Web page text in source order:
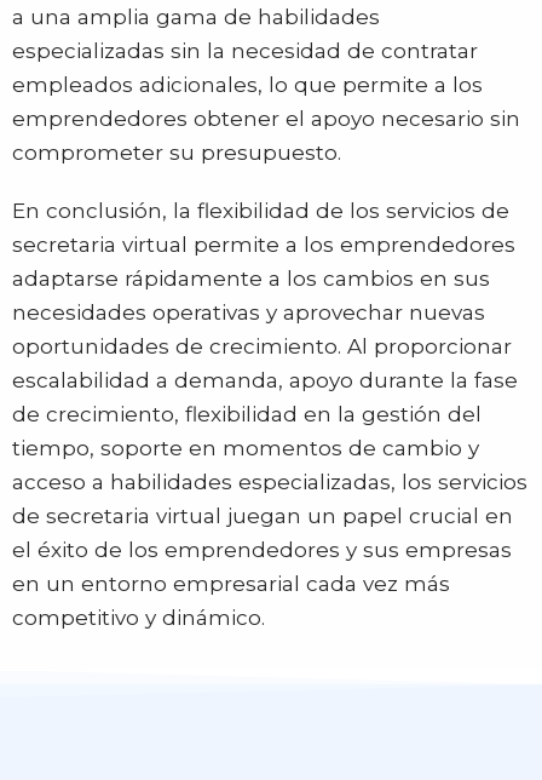
a una amplia gama de habilidades
especializadas sin la necesidad de contratar
empleados adicionales, lo que permite a los
emprendedores obtener el apoyo necesario sin
comprometer su presupuesto.
En conclusión, la flexibilidad de los servicios de
secretaria virtual permite a los emprendedores
adaptarse rápidamente a los cambios en sus
necesidades operativas y aprovechar nuevas
oportunidades de crecimiento. Al proporcionar
escalabilidad a demanda, apoyo durante la fase
de crecimiento, flexibilidad en la gestión del
tiempo, soporte en momentos de cambio y
acceso a habilidades especializadas, los servicios
de secretaria virtual juegan un papel crucial en
el éxito de los emprendedores y sus empresas
en un entorno empresarial cada vez más
competitivo y dinámico.